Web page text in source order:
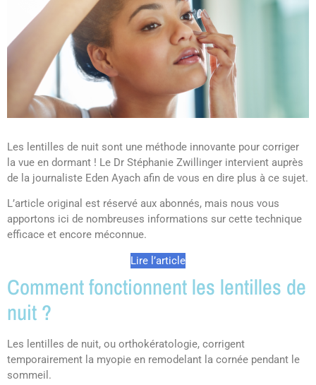
Les lentilles de nuit sont une méthode innovante pour corriger
la vue en dormant ! Le Dr Stéphanie Zwillinger intervient auprès
de la journaliste Eden Ayach afin de vous en dire plus à ce sujet.
L’article original est réservé aux abonnés, mais nous vous
apportons ici de nombreuses informations sur cette technique
efficace et encore méconnue.
Lire l’article
Comment fonctionnent les lentilles de
nuit ?
Les lentilles de nuit, ou orthokératologie, corrigent
temporairement la myopie en remodelant la cornée pendant le
sommeil.